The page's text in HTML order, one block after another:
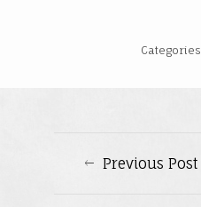
Categories
Previous Post